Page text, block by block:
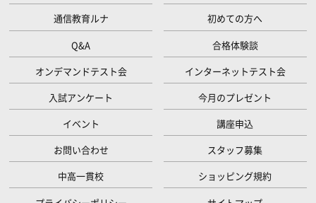
通信教育ルナ
初めての方へ
Q&A
合格体験談
オンデマンドテスト会
インターネットテスト会
入試アンケート
今月のプレゼント
イベント
講座申込
お問い合わせ
スタッフ募集
中高一貫校
ショッピング規約